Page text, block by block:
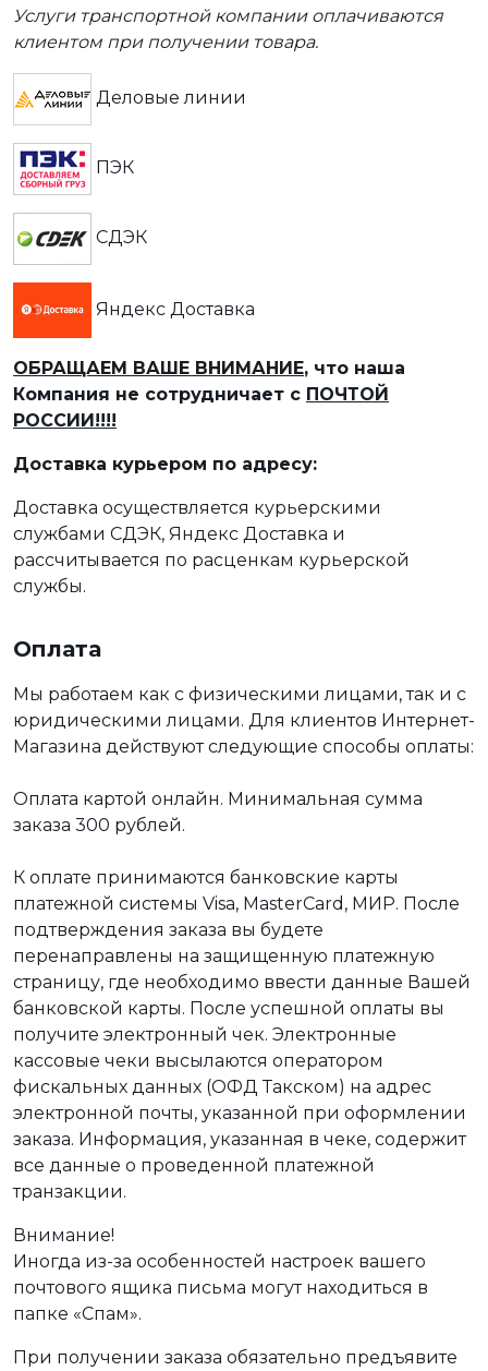
Услуги транспортной компании оплачиваются
клиентом при получении товара.
Деловые линии
ПЭК
СДЭК
Яндекс Доставка
ОБРАЩАЕМ ВАШЕ ВНИМАНИЕ, что наша
Компания не сотрудничает с ПОЧТОЙ
РОССИИ!!!!
Доставка курьером по адресу:
Доставка осуществляется курьерскими
службами СДЭК, Яндекс Доставка и
рассчитывается по расценкам курьерской
службы.
Оплата
Мы работаем как с физическими лицами, так и с
юридическими лицами. Для клиентов Интернет-
Магазина действуют следующие способы оплаты:
Оплата картой онлайн. Минимальная сумма
заказа 300 рублей.
К оплате принимаются банковские карты
платежной системы Visa, MasterCard, МИР. После
подтверждения заказа вы будете
перенаправлены на защищенную платежную
страницу, где необходимо ввести данные Вашей
банковской карты. После успешной оплаты вы
получите электронный чек. Электронные
кассовые чеки высылаются оператором
фискальных данных (ОФД Такском) на адрес
электронной почты, указанной при оформлении
заказа. Информация, указанная в чеке, содержит
все данные о проведенной платежной
транзакции.
Внимание!
Иногда из-за особенностей настроек вашего
почтового ящика письма могут находиться в
папке «Спам».
При получении заказа обязательно предъявите